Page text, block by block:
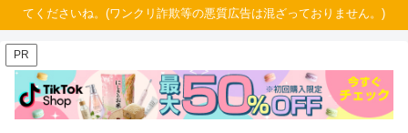
てくださいね。(ワンクリ詐欺等の悪質広告は混ざっておりません。)
PR